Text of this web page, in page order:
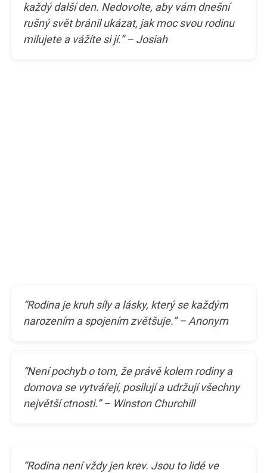
každý další den. Nedovolte, aby vám dnešní
rušný svět bránil ukázat, jak moc svou rodinu
milujete a vážíte si jí.” – Josiah
“Rodina je kruh síly a lásky, který se každým
narozením a spojením zvětšuje.” – Anonym
“Není pochyb o tom, že právě kolem rodiny a
domova se vytvářejí, posilují a udržují všechny
největší ctnosti.” – Winston Churchill
“Rodina není vždy jen krev. Jsou to lidé ve